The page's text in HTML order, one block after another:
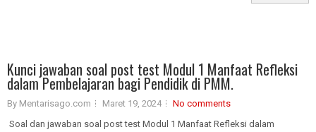
Kunci jawaban soal post test Modul 1 Manfaat Refleksi
dalam Pembelajaran bagi Pendidik di PMM.
By Mentarisago.com Maret 19, 2024
No comments
Soal dan jawaban soal post test Modul 1 Manfaat Refleksi dalam